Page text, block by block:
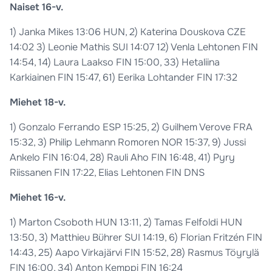
Naiset 16-v.
1) Janka Mikes 13:06 HUN, 2) Katerina Douskova CZE
14:02 3) Leonie Mathis SUI 14:07 12) Venla Lehtonen FIN
14:54, 14) Laura Laakso FIN 15:00, 33) Hetaliina
Karkiainen FIN 15:47, 61) Eerika Lohtander FIN 17:32
Miehet 18-v.
1) Gonzalo Ferrando ESP 15:25, 2) Guilhem Verove FRA
15:32, 3) Philip Lehmann Romoren NOR 15:37, 9) Jussi
Ankelo FIN 16:04, 28) Rauli Aho FIN 16:48, 41) Pyry
Riissanen FIN 17:22, Elias Lehtonen FIN DNS
Miehet 16-v.
1) Marton Csoboth HUN 13:11, 2) Tamas Felfoldi HUN
13:50, 3) Matthieu Bührer SUI 14:19, 6) Florian Fritzén FIN
14:43, 25) Aapo Virkajärvi FIN 15:52, 28) Rasmus Töyrylä
FIN 16:00, 34) Anton Kemppi FIN 16:24